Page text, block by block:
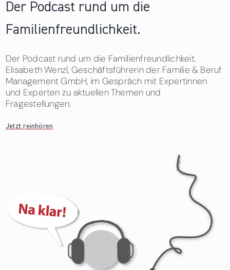
Der Podcast rund um die
Familienfreundlichkeit.
Der Podcast rund um die Familienfreundlichkeit.
Elisabeth Wenzl, Geschäftsführerin der Familie & Beruf
Management GmbH, im Gespräch mit Expertinnen
und Experten zu aktuellen Themen und
Fragestellungen.
Jetzt reinhören